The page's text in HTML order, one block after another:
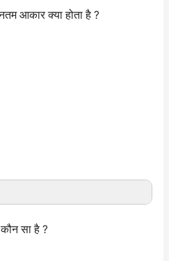
आकार क्या होता है ?
सा है ?